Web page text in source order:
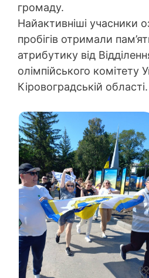
громаду.
Найактивніші учасники
пробігів отримали
атрибутику від
олімпійського комітету
Кіровоградській області.